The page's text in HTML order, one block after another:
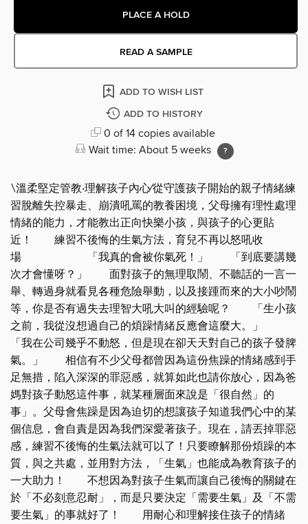
PLACE A HOLD
READ A SAMPLE
ADD TO WISH LIST
ADD TO HISTORY
0 of 14 copies available
Wait time: About 5 weeks
∖溫柔堅定管教‧理解孩子內心∕從守護孩子開始的親子情緒練
習脫離失控暴走、崩潰吼罵的教養困境，父母擁有理性處理
情緒的能力，才能教出正向快樂小孩，與孩子的心更貼
近！ 練習不後悔的生氣方法，育兒不再以怒吼收
場 「我真的會被你氣死！」 「到底要講幾
次才會懂呀？」 面對孩子的無理取鬧、不聽話的一言一
舉、轉過身就看見各種危險舉動，以及接踵而來的大小吵鬧
等，你是否有過失去理智大吼大叫的經驗呢？ 「生小孩
之前，我從沒想過自己的煩躁情緒反應會這麼大。」
「我在公司幾乎不動怒，但是現在卻天天對自己的孩子發脾
氣。」 相信有不少父母都曾因為這份焦躁的情緒感到手
足無措，陷入深深的罪惡感，就算如此也請你放心，因為爸
媽對孩子動怒這件事，就某種層面來說是「很自然」的
事」。父母會焦躁是因為迫切的想讓孩子知道我們心中的某
個信息，會自責是因為我們深愛著孩子。現在，請丟掉罪惡
感，練習不後悔的生氣法就可以了！只要瞭解那份煩躁的本
質，與之共處，並用對方法，「生氣」也能成為教育孩子的
一大助力！ 不想因為對孩子生氣而讓自己後悔的關鍵在
於「不必刻意忍耐」，而是只要決定「需要生氣」及「不需
要生氣」的事就好了！ 用耐心和理解接住孩子的情緒